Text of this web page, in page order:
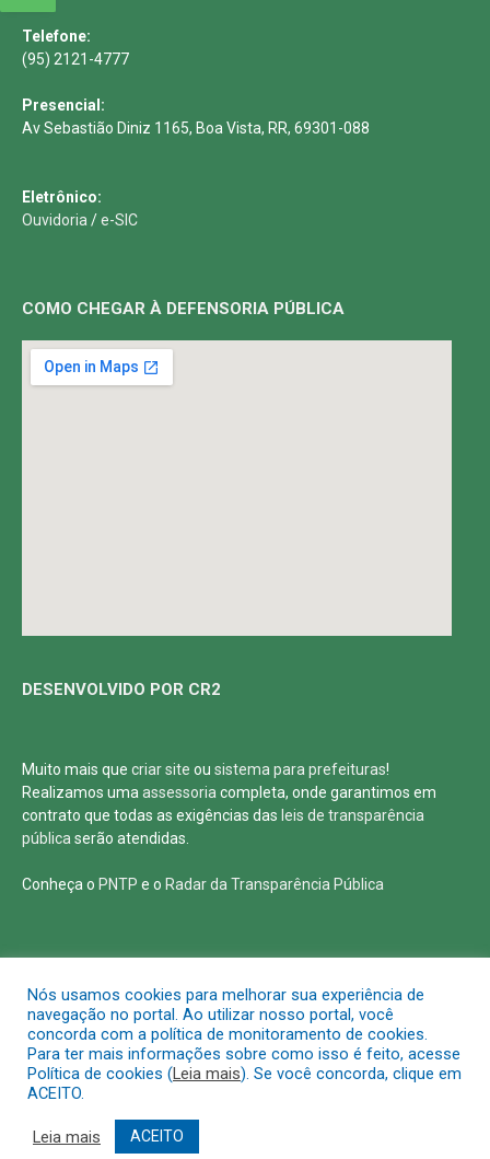
Telefone:
(95) 2121-4777
Presencial:
Av Sebastião Diniz 1165, Boa Vista, RR, 69301-088
Eletrônico:
Ouvidoria /e-SIC
COMO CHEGAR À DEFENSORIA PÚBLICA
DESENVOLVIDO POR CR2
Muito mais que criar site ou sistema para prefeituras!
Realizamos uma assessoria completa, onde garantimos em
contrato que todas as exigências das leis de transparência
pública serão atendidas.
Conheça o PNTP e o Radar da Transparência Pública
Todos os direitos reservados a Defensoria Pública de Roraima
Mapa do Site Acessar Área Administrativa
Nós usamos cookies para melhorar sua experiência de
navegação no portal. Ao utilizar nosso portal, você
concorda com a política de monitoramento de cookies.
Para ter mais informações sobre como isso é feito, acesse
Política de cookies (Leia mais). Se você concorda, clique em
ACEITO.
Leia mais ACEITO